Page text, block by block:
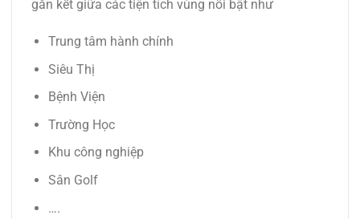
gắn kết giữa các tiện tích vùng nổi bật như
Trung tâm hành chính
Siêu Thị
Bệnh Viện
Trường Học
Khu công nghiệp
Sân Golf
….